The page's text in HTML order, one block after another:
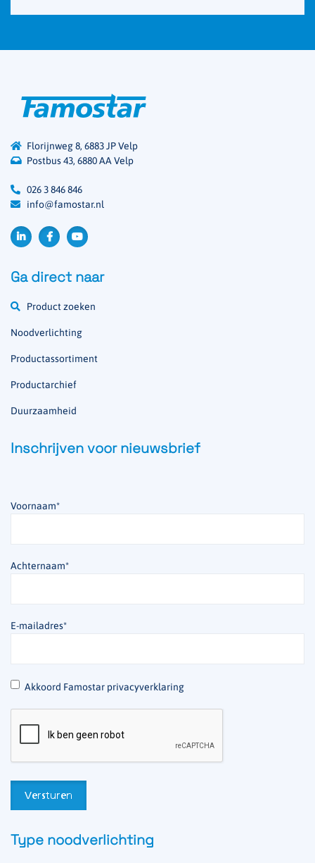
Florijnweg 8, 6883 JP Velp
Postbus 43, 6880 AA Velp
026 3 846 846
info@famostar.nl
Ga direct naar
Product zoeken
Noodverlichting
Productassortiment
Productarchief
Duurzaamheid
Inschrijven voor nieuwsbrief
Voornaam*
Achternaam*
E-mailadres*
* Akkoord Famostar privacyverklaring
Type noodverlichting